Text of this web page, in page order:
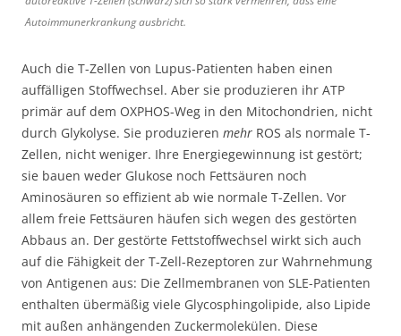
Autoimmunerkrankung ausbricht.
Auch die T-Zellen von Lupus-Patienten haben einen
auffälligen Stoffwechsel. Aber sie produzieren ihr ATP
primär auf dem OXPHOS-Weg in den Mitochondrien, nicht
durch Glykolyse. Sie produzieren mehr ROS als normale T-
Zellen, nicht weniger. Ihre Energiegewinnung ist gestört;
sie bauen weder Glukose noch Fettsäuren noch
Aminosäuren so effizient ab wie normale T-Zellen. Vor
allem freie Fettsäuren häufen sich wegen des gestörten
Abbaus an. Der gestörte Fettstoffwechsel wirkt sich auch
auf die Fähigkeit der T-Zell-Rezeptoren zur Wahrnehmung
von Antigenen aus: Die Zellmembranen von SLE-Patienten
enthalten übermäßig viele Glycosphingolipide, also Lipide
mit außen anhängenden Zuckermolekülen. Diese